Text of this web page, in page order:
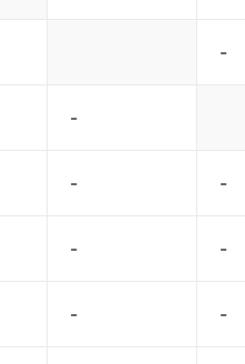
-
-
- -
- -
- -